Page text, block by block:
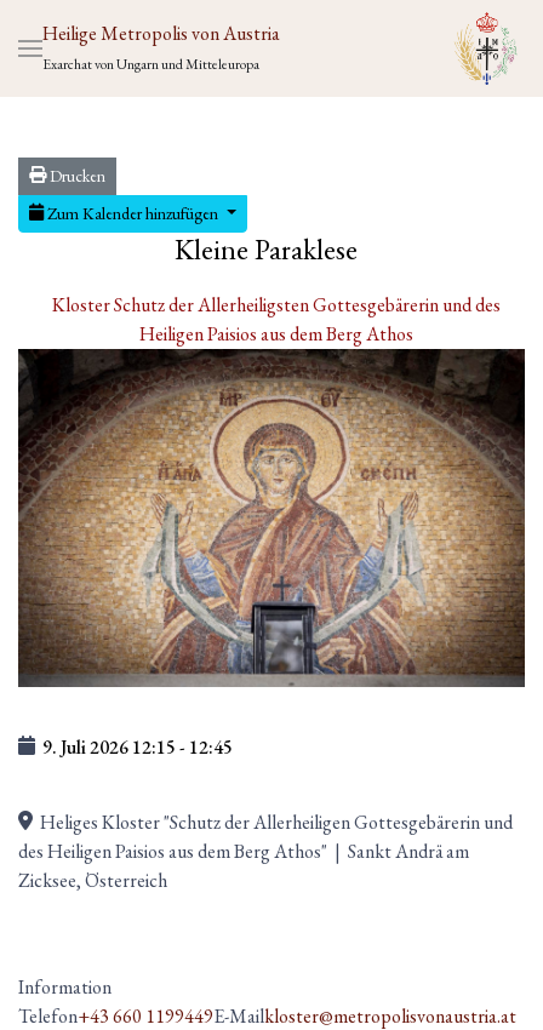
Heilige Metropolis von Austria
Exarchat von Ungarn und Mitteleuropa
Drucken
Zum Kalender hinzufügen
Kleine Paraklese
Kloster Schutz der Allerheiligsten Gottesgebärerin und des
Heiligen Paisios aus dem Berg Athos
9. Juli 202612:15- 12:45
Heliges Kloster "Schutz der Allerheiligen Gottesgebärerin und
des Heiligen Paisios aus dem Berg Athos" | Sankt Andrä am
Zicksee, Österreich
Information
Telefon+43 660 1199449E-Mailkloster@metropolisvonaustria.at